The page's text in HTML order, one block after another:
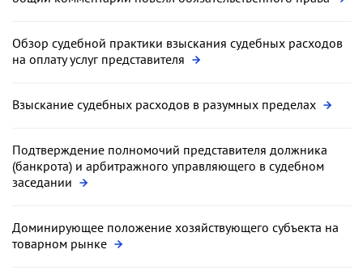
Обзор судебной практики взыскания судебных расходов
на оплату услуг представителя
Взыскание судебных расходов в разумных пределах
Подтверждение полномочий представителя должника
(банкрота) и арбитражного управляющего в судебном
заседании
Доминирующее положение хозяйствующего субъекта на
товарном рынке